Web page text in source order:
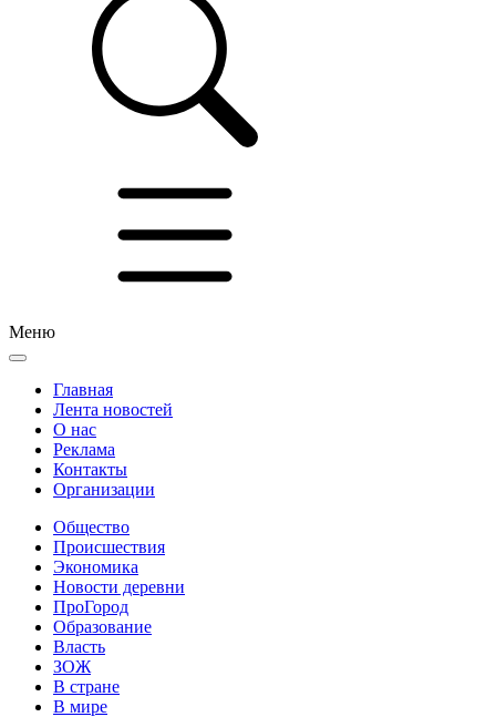
Меню
Главная
Лента новостей
О нас
Реклама
Контакты
Организации
Общество
Происшествия
Экономика
Новости деревни
ПроГород
Образование
Власть
ЗОЖ
В стране
В мире